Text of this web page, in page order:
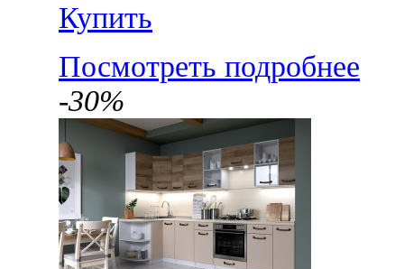
Купить
Посмотреть подробнее
-30%